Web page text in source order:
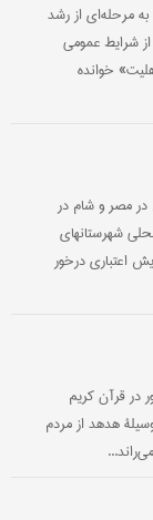
مرحله‌اي از رشد
شرايط عمومی
خوانده
مصر و شام‌ در
محلی‌ شهرستانهای‌
اعتباری‌ درخور
در قرآن‌ کریم‌
هدهد از مردم‌